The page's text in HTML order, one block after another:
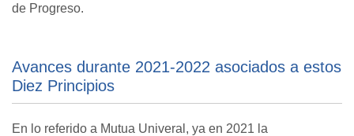
de Progreso.
Avances durante 2021-2022 asociados a estos
Diez Principios
En lo referido a Mutua Univeral, ya en 2021 la